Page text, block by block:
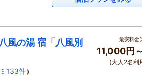
風の湯 宿「八風別
133件）
最安料金
11,000円～
(大人2名利